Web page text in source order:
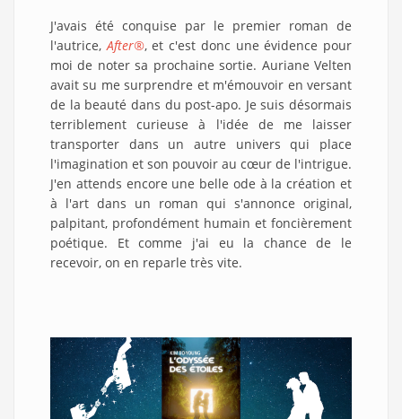
J'avais été conquise par le premier roman de
l'autrice, After®, et c'est donc une évidence pour
moi de noter sa prochaine sortie. Auriane Velten
avait su me surprendre et m'émouvoir en versant
de la beauté dans du post-apo. Je suis désormais
terriblement curieuse à l'idée de me laisser
transporter dans un autre univers qui place
l'imagination et son pouvoir au cœur de l'intrigue.
J'en attends encore une belle ode à la création et
à l'art dans un roman qui s'annonce original,
palpitant, profondément humain et foncièrement
poétique. Et comme j'ai eu la chance de le
recevoir, on en reparle très vite.